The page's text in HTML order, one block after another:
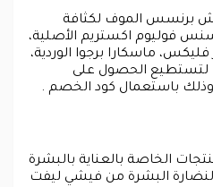
برنسس الموف لكثافة
فوليوم اكستريم الأصلية،
ماسكارا برجوا الوردية،
لتستطيع الحصول على
باستعمال كود الخصم .
الخاصة بالعناية بالبشرة
البشرة من فيشي ليفت